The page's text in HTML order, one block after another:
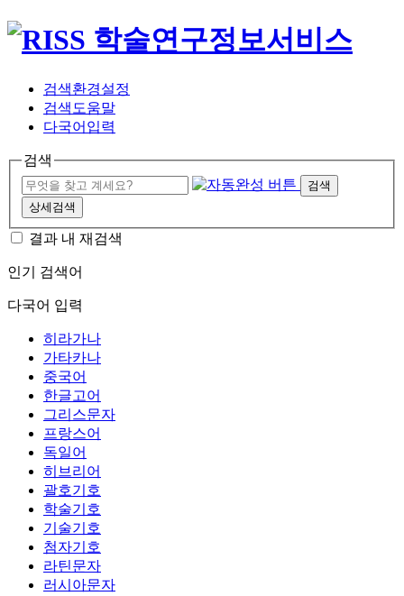
검색환경설정
검색도움말
다국어입력
검색
검색
상세검색
결과 내 재검색
인기 검색어
다국어 입력
히라가나
가타카나
중국어
한글고어
그리스문자
프랑스어
독일어
히브리어
괄호기호
학술기호
기술기호
첨자기호
라틴문자
러시아문자